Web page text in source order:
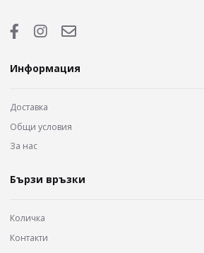
Информация
Доставка
Общи условия
За нас
Бързи връзки
Количка
Контакти